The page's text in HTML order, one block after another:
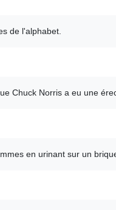
de l'alphabet.
Chuck Norris a eu une
en urinant sur un